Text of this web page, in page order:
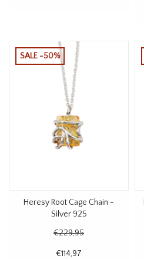
SALE -50%
Heresy Root Cage Chain -
Silver 925
€229,95
€114,97